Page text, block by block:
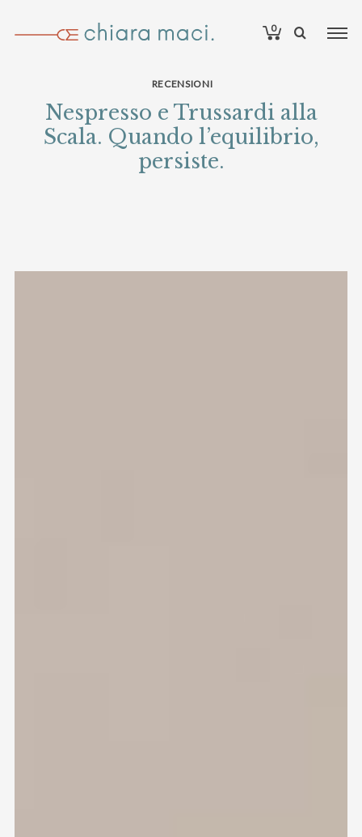
0
RECENSIONI
Nespresso e Trussardi alla
Scala. Quando l’equilibrio,
persiste.